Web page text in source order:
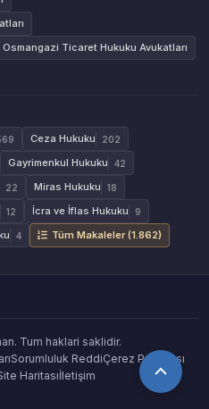
Osmangazi Ticaret Hukuku Avukatları
Ceza Hukuku 202
Gayrimenkul Hukuku 42
22 Miras Hukuku 18
12 İcra ve İflas Hukuku 9
4 Tüm Makaleler (1.862)
Tum haklari saklidir.
Sorumluluk ReddiÇerez Politikası
Haritasıİletişim